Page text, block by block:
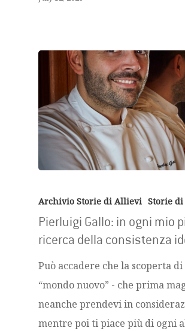
Archivio Storie di Allievi Storie
Pierluigi Gallo: in ogni mio
ricerca della consistenza
Può accadere che la scoperta
“mondo nuovo” - che prima
neanche prendevi in
mentre poi ti piace più di ogni